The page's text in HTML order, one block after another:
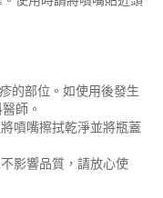
的部位。如使用後發生
師。
噴嘴擦拭乾淨並將瓶蓋
影響品質，請放心使